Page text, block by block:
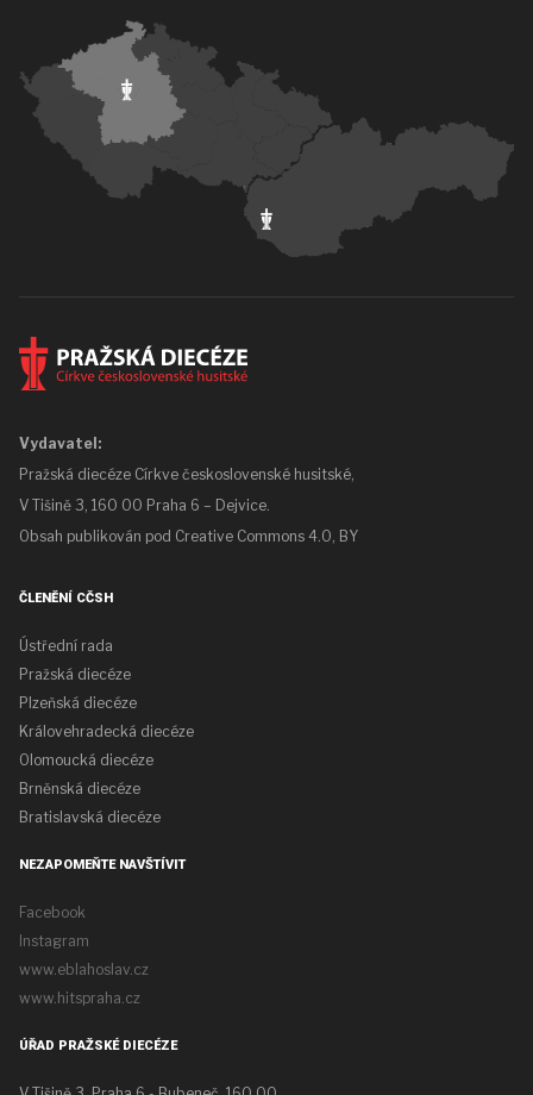
Vydavatel:
Pražská diecéze Církve československé husitské,
V Tišině 3, 160 00 Praha 6 – Dejvice.
Obsah publikován pod Creative Commons 4.0, BY
ČLENĚNÍ CČSH
Ústřední rada
Pražská diecéze
Plzeňská diecéze
Královehradecká diecéze
Olomoucká diecéze
Brněnská diecéze
Bratislavská diecéze
NEZAPOMEŇTE NAVŠTÍVIT
Facebook
Instagram
www.eblahoslav.cz
www.hitspraha.cz
ÚŘAD PRAŽSKÉ DIECÉZE